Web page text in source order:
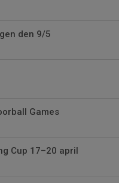
den 9/5
Games
Cup 17–20 april